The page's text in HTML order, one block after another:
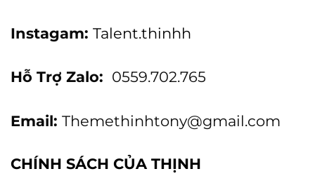
Instagam: Talent.thinhh
Hỗ Trợ Zalo: 0559.702.765
Email: Themethinhtony@gmail.com
CHÍNH SÁCH CỦA THỊNH